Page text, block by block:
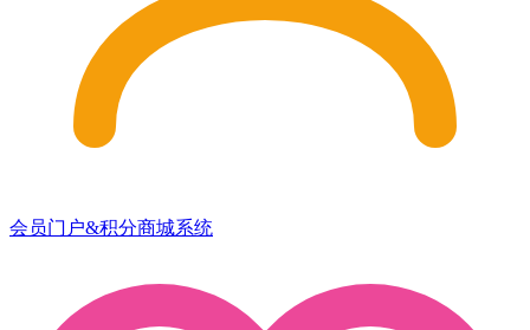
会员门户&积分商城系统